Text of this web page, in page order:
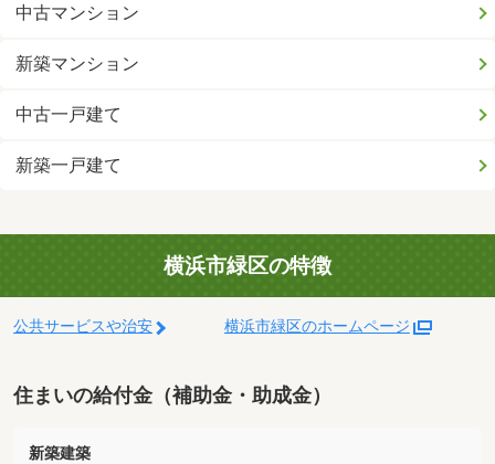
中古マンション
新築マンション
中古一戸建て
新築一戸建て
横浜市緑区の特徴
公共サービスや治安 横浜市緑区のホームページ
住まいの給付金（補助金・助成金）
新築建築